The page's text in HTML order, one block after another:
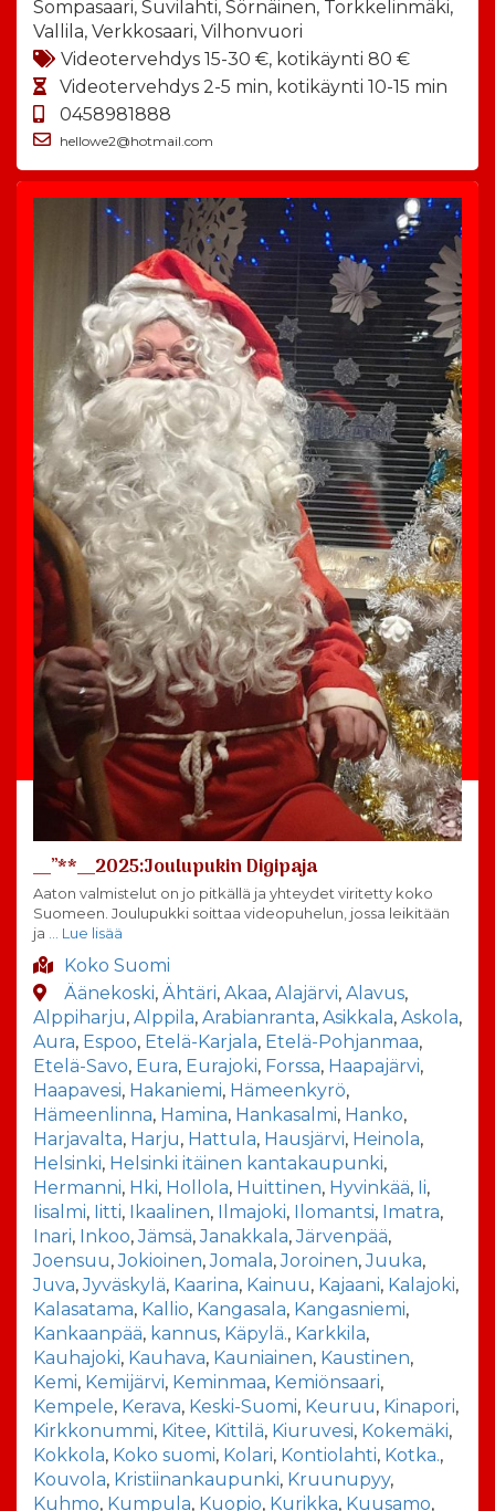
Sompasaari, Suvilahti, Sörnäinen, Torkkelinmäki,
Vallila, Verkkosaari, Vilhonvuori
Videotervehdys 15-30 €, kotikäynti 80 €
Videotervehdys 2-5 min, kotikäynti 10-15 min
0458981888
hellowe2@hotmail.com
__”**__2025:Joulupukin Digipaja
Aaton valmistelut on jo pitkällä ja yhteydet viritetty koko
Suomeen. Joulupukki soittaa videopuhelun, jossa leikitään
ja … Lue lisää
Koko Suomi
Äänekoski, Ähtäri, Akaa, Alajärvi, Alavus,
Alppiharju, Alppila, Arabianranta, Asikkala, Askola,
Aura, Espoo, Etelä-Karjala, Etelä-Pohjanmaa,
Etelä-Savo, Eura, Eurajoki, Forssa, Haapajärvi,
Haapavesi, Hakaniemi, Hämeenkyrö,
Hämeenlinna, Hamina, Hankasalmi, Hanko,
Harjavalta, Harju, Hattula, Hausjärvi, Heinola,
Helsinki, Helsinki itäinen kantakaupunki,
Hermanni, Hki, Hollola, Huittinen, Hyvinkää, Ii,
Iisalmi, Iitti, Ikaalinen, Ilmajoki, Ilomantsi, Imatra,
Inari, Inkoo,Jämsä,Janakkala,Järvenpää,
Joensuu,Jokioinen,Jomala,Joroinen,Juuka,
Juva,Jyväskylä, Kaarina, Kainuu, Kajaani, Kalajoki,
Kalasatama, Kallio, Kangasala, Kangasniemi,
Kankaanpää, kannus, Käpylä., Karkkila,
Kauhajoki, Kauhava, Kauniainen, Kaustinen,
Kemi, Kemijärvi, Keminmaa, Kemiönsaari,
Kempele, Kerava, Keski-Suomi, Keuruu, Kinapori,
Kirkkonummi, Kitee, Kittilä, Kiuruvesi, Kokemäki,
Kokkola, Koko suomi, Kolari, Kontiolahti, Kotka.,
Kouvola, Kristiinankaupunki, Kruunupyy,
Kuhmo, Kumpula, Kuopio, Kurikka, Kuusamo,